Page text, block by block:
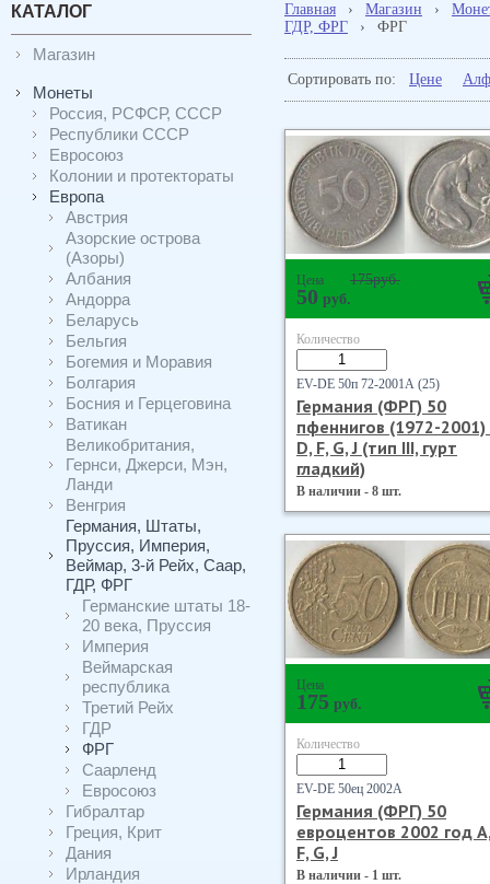
КАТАЛОГ
Магазин
Монеты
Россия, РСФСР, СССР
Республики СССР
Евросоюз
Колонии и протектораты
Европа
Австрия
Азорские острова
(Азоры)
Албания
Андорра
Беларусь
Бельгия
Богемия и Моравия
Болгария
Босния и Герцеговина
Ватикан
Великобритания,
Гернси, Джерси, Мэн,
Ланди
Венгрия
Германия, Штаты,
Пруссия, Империя,
Веймар, 3-й Рейх, Саар,
ГДР, ФРГ
Германские штаты 18-
20 века, Пруссия
Империя
Веймарская
республика
Третий Рейх
ГДР
ФРГ
Саарленд
Евросоюз
Гибралтар
Греция, Крит
Дания
Ирландия
Главная › Магазин ›
ГДР, ФРГ
› ФРГ
Сортировать по: Цене
Цена 175руб.
50 руб.
Количество
EV-DE 50п 72-2001А (25)
Германия (ФРГ) 50
пфеннигов (1972-2001)
D, F, G, J (тип III, гурт
гладкий)
В наличии - 8 шт.
Цена
175 руб.
Количество
EV-DE 50ец 2002А
Германия (ФРГ) 50
евроцентов 2002 год
F, G, J
В наличии - 1 шт.